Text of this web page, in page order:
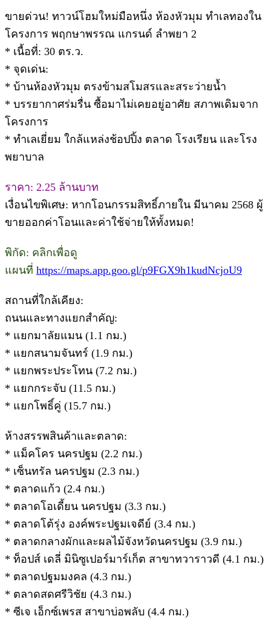
ขายด่วน! ทาวน์โฮมใหม่มือหนึ่ง ห้องหัวมุม ทำเลทองใน
โครงการ พฤกษาพรรณ แกรนด์ ลำพยา 2
* เนื้อที่: 30 ตร.ว.
* จุดเด่น:
* บ้านห้องหัวมุม ตรงข้ามสโมสรและสระว่ายน้ำ
* บรรยากาศร่มรื่น ซื้อมาไม่เคยอยู่อาศัย สภาพเดิมจาก
โครงการ
* ทำเลเยี่ยม ใกล้แหล่งช้อปปิ้ง ตลาด โรงเรียน และโรง
พยาบาล
ราคา: 2.25 ล้านบาท
เงื่อนไขพิเศษ: หากโอนกรรมสิทธิ์ภายใน มีนาคม 2568 ผู้
ขายออกค่าโอนและค่าใช้จ่ายให้ทั้งหมด!
พิกัด: คลิกเพื่อดู
แผนที่ https://maps.app.goo.gl/p9FGX9h1kudNcjoU9
สถานที่ใกล้เคียง:
ถนนและทางแยกสำคัญ:
* แยกมาลัยแมน (1.1 กม.)
* แยกสนามจันทร์ (1.9 กม.)
* แยกพระประโทน (7.2 กม.)
* แยกกระจับ (11.5 กม.)
* แยกโพธิ์คู่ (15.7 กม.)
ห้างสรรพสินค้าและตลาด:
* แม็คโคร นครปฐม (2.2 กม.)
* เซ็นทรัล นครปฐม (2.3 กม.)
* ตลาดแก้ว (2.4 กม.)
* ตลาดโอเดี้ยน นครปฐม (3.3 กม.)
* ตลาดโต้รุ่ง องค์พระปฐมเจดีย์ (3.4 กม.)
* ตลาดกลางผักและผลไม้จังหวัดนครปฐม (3.9 กม.)
* ท็อปส์ เดลี่ มินิซูเปอร์มาร์เก็ต สาขาทวาราวดี (4.1 กม.)
* ตลาดปฐมมงคล (4.3 กม.)
* ตลาดสดศรีวิชัย (4.3 กม.)
* ซีเจ เอ็กซ์เพรส สาขาบ่อพลับ (4.4 กม.)